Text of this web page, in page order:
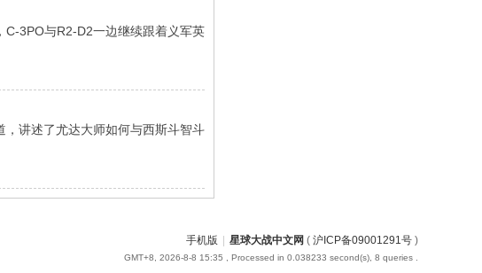
C-3PO与R2-D2一边继续跟着义军英
，讲述了尤达大师如何与西斯斗智斗
手机版 星球大战中文网 ( 沪ICP备09001291号 )
GMT+8, 2026-8-8 15:35 , Processed in 0.038233 second(s), 8 queries .